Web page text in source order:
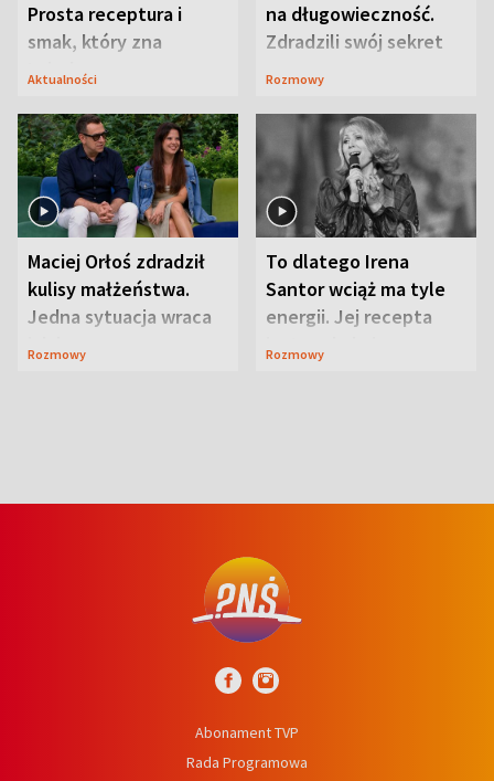
Prosta receptura i
smak, który zna
Lubelszczyzna
Aktualności
na długowieczność.
Zdradzili swój sekret
Rozmowy
Maciej Orłoś zdradził
kulisy małżeństwa.
Jedna sytuacja wraca
jak bumerang
Rozmowy
To dlatego Irena
Santor wciąż ma tyle
energii. Jej recepta
jest zaskakująco
Rozmowy
Abonament TVP
Rada Programowa